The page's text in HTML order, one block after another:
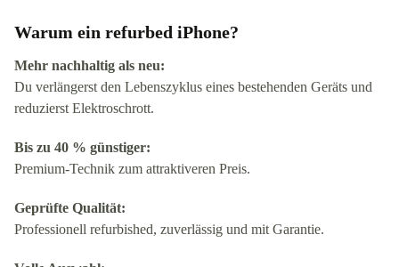
Warum ein refurbed iPhone?
Mehr nachhaltig als neu:
Du verlängerst den Lebenszyklus eines bestehenden Geräts und
reduzierst Elektroschrott.
Bis zu 40 % günstiger:
Premium-Technik zum attraktiveren Preis.
Geprüfte Qualität:
Professionell refurbished, zuverlässig und mit Garantie.